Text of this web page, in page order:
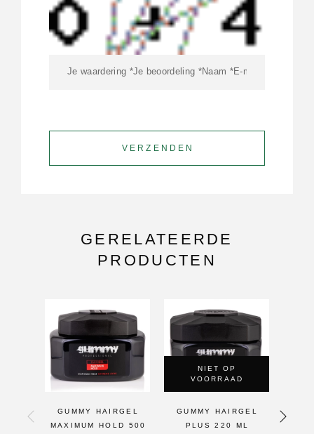
GERELATEERDE
PRODUCTEN
GUMMY HAIRGEL
MAXIMUM HOLD 500
NIET OP
VOORRAAD
GUMMY HAIRGEL
PLUS 220 ML